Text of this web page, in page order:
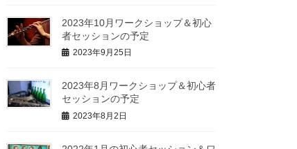
2023年10月ワークショップ＆初心
者セッションの予定
2023年9月25日
2023年8月ワークショップ＆初心者
セッションの予定
2023年8月2日